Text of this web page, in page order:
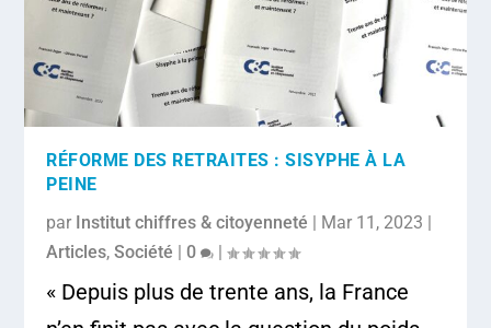
RÉFORME DES RETRAITES : SISYPHE À LA
PEINE
par Institut chiffres & citoyenneté | Mar 11, 2023 |
Articles,Société |0 |
« Depuis plus de trente ans, la France